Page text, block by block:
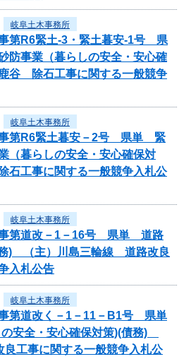
岐阜土木事務所
事第R6緊土-3・緊土暮安-1号 県
事業（暮らしの安全・安心確
谷 除石工事に関する一般競争
岐阜土木事務所
事第R6緊土暮安－2号 県単 緊
（暮らしの安全・安心確保対
工事に関する一般競争入札公
岐阜土木事務所
事第道改－1－16号 県単 道路
) （主）川島三輪線 道路改良
入札公告
岐阜土木事務所
事第道改く－1－11－B1号 県単
安全・安心確保対策)(債務)
良工事に関する一般競争入札公